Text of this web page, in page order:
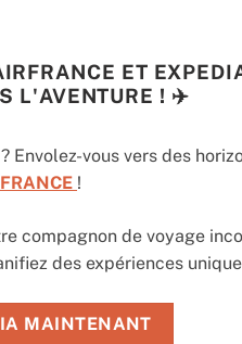
ET
L'AVENTURE ! ✈️
vous vers des
!
compagnon de voyage
des expériences
MAINTENANT